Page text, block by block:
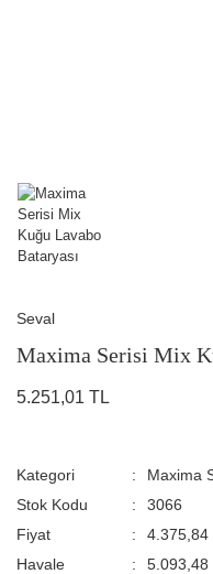
Seval
Maxima Serisi Mix
5.251,01 TL
Kategori
Maxima
Stok Kodu
3066
Fiyat
4.375,84
Havale
5.093,48